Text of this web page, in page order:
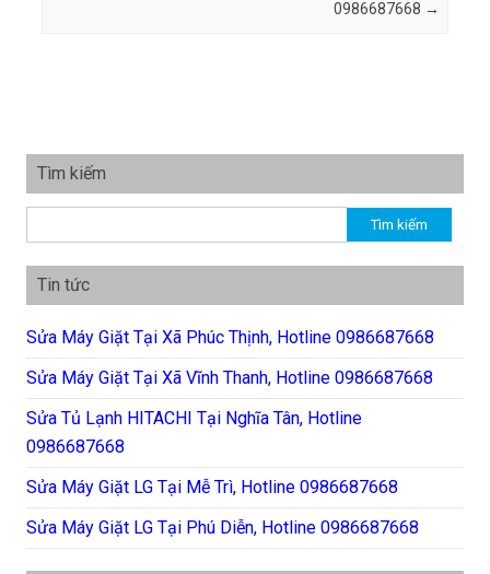
0986687668 →
Tìm kiếm
Tin tức
Sửa Máy Giặt Tại Xã Phúc Thịnh, Hotline 0986687668
Sửa Máy Giặt Tại Xã Vĩnh Thanh, Hotline 0986687668
Sửa Tủ Lạnh HITACHI Tại Nghĩa Tân, Hotline
0986687668
Sửa Máy Giặt LG Tại Mễ Trì, Hotline 0986687668
Sửa Máy Giặt LG Tại Phú Diễn, Hotline 0986687668